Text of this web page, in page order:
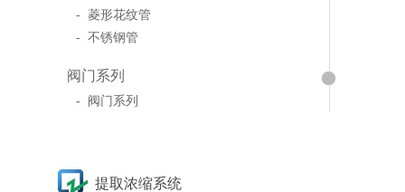
- 菱形花纹管
- 不锈钢管
阀门系列
- 阀门系列
提取浓缩系统